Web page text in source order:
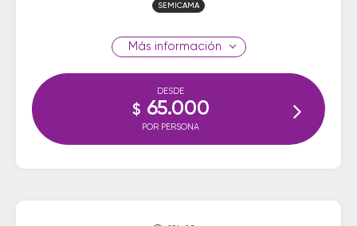
SEMICAMA
información
DESDE
$ 65.000
POR PERSONA